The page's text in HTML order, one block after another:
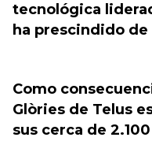
tecnológica
ha prescindido
Como
Glòries de Telus
sus cerca de